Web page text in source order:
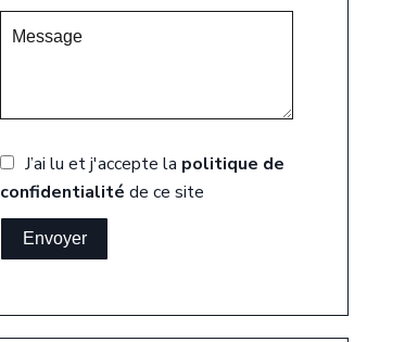
J’ai lu et j'accepte la politique de
confidentialité de ce site
Envoyer